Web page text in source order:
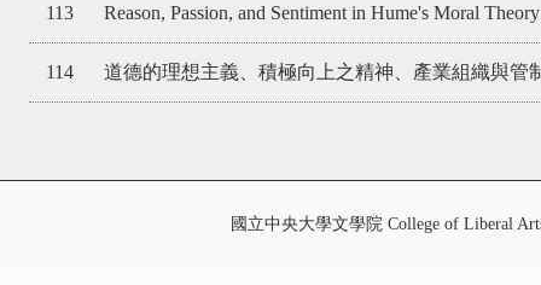
113 Reason, Passion, and Sentiment in Hume's Moral Theory
114 道德的理想主義、積極向上之精神、產業組織與管
國立中央大學文學院 College of Liberal